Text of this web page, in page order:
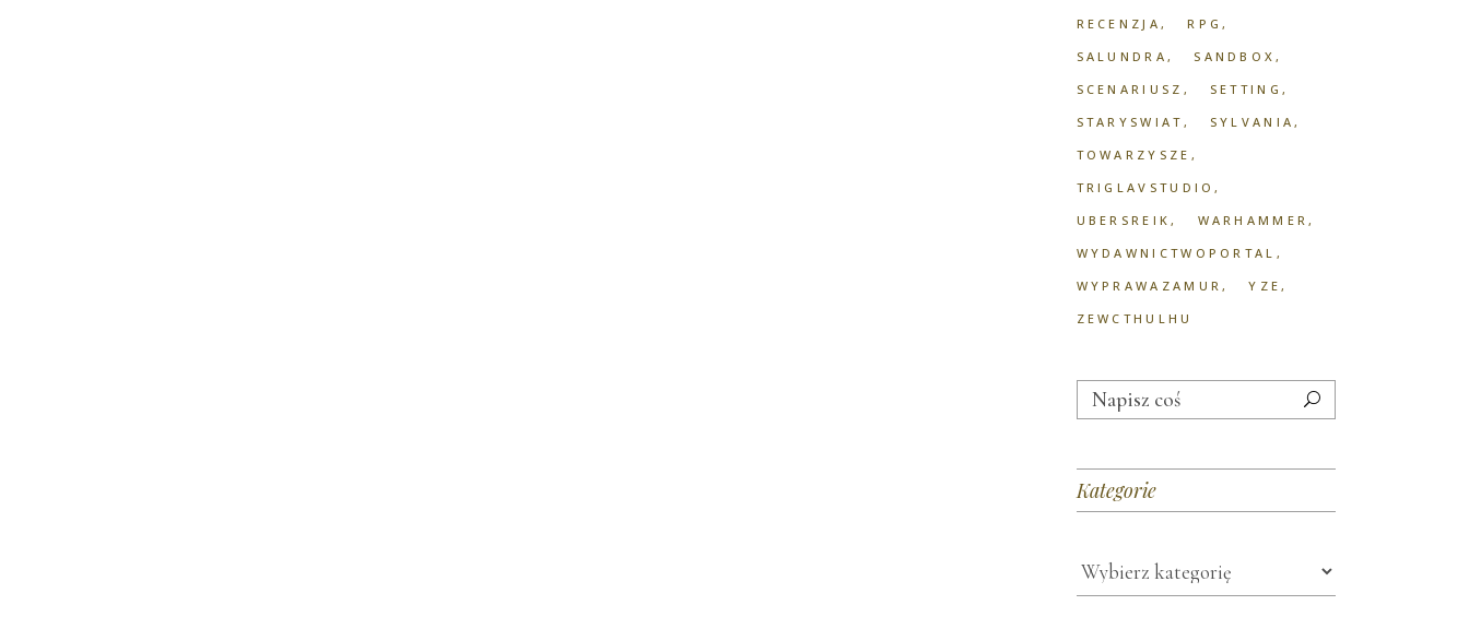
RECENZJA
RPG
SALUNDRA
SANDBOX
SCENARIUSZ
SETTING
STARYSWIAT
SYLVANIA
TOWARZYSZE
TRIGLAVSTUDIO
UBERSREIK
WARHAMMER
WYDAWNICTWOPORTAL
WYPRAWAZAMUR
YZE
ZEWCTHULHU
Search
for:
Kategorie